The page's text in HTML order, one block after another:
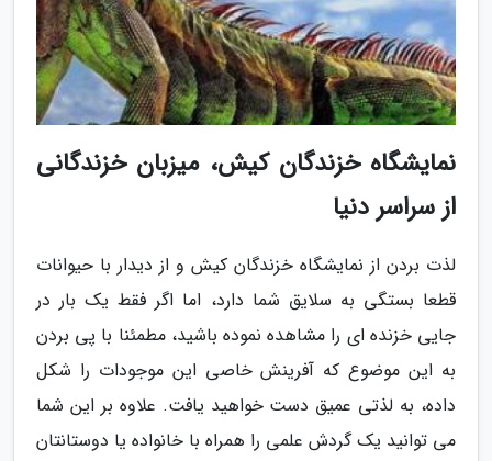
نمایشگاه خزندگان کیش، میزبان خزندگانی
از سراسر دنیا
لذت بردن از نمایشگاه خزندگان کیش و از دیدار با حیوانات
قطعا بستگی به سلایق شما دارد، اما اگر فقط یک بار در
جایی خزنده ای را مشاهده نموده باشید، مطمئنا با پی بردن
به این موضوع که آفرینش خاصی این موجودات را شکل
داده، به لذتی عمیق دست خواهید یافت. علاوه بر این شما
می توانید یک گردش علمی را همراه با خانواده یا دوستانتان